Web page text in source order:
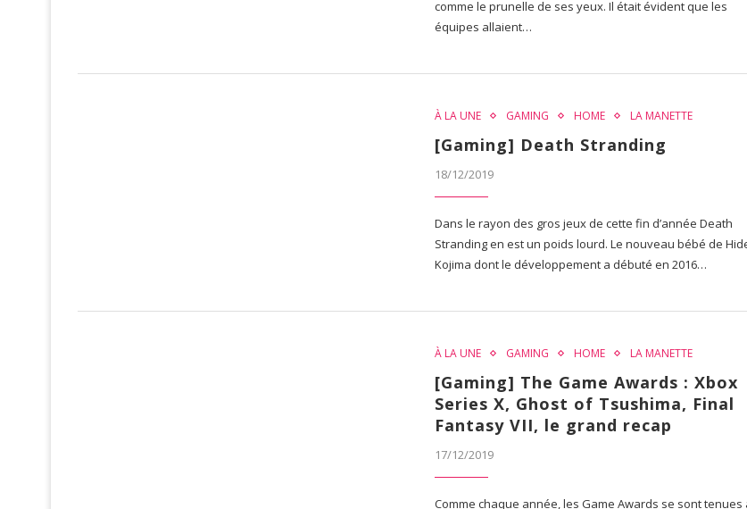
comme le prunelle de ses yeux. Il était évident que les
équipes allaient…
À LA UNE GAMING HOME LA MANETTE
[Gaming] Death Stranding
18/12/2019
Dans le rayon des gros jeux de cette fin d’année Death
Stranding en est un poids lourd. Le nouveau bébé de
Kojima dont le développement a débuté en 2016…
À LA UNE GAMING HOME LA MANETTE
[Gaming] The Game Awards : Xbox
Series X, Ghost of Tsushima, Final
Fantasy VII, le grand recap
17/12/2019
Comme chaque année, les Game Awards se sont tenues